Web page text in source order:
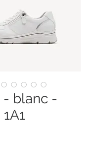
- blanc -